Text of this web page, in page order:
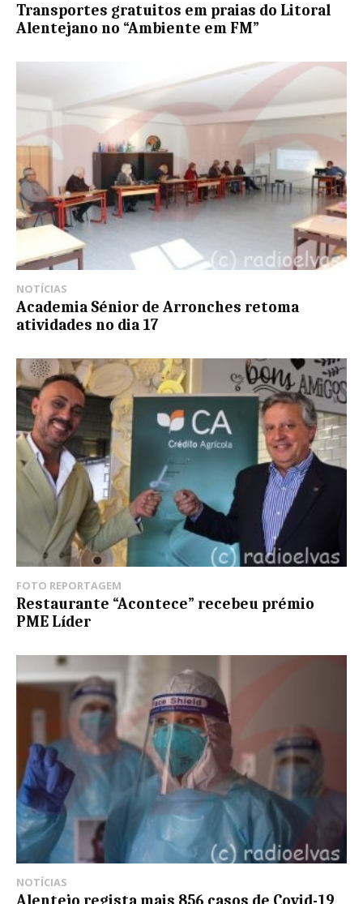
Transportes gratuitos em praias do Litoral
Alentejano no “Ambiente em FM”
NOTÍCIAS
Academia Sénior de Arronches retoma
atividades no dia 17
FOTO REPORTAGEM
Restaurante “Acontece” recebeu prémio
PME Líder
NOTÍCIAS